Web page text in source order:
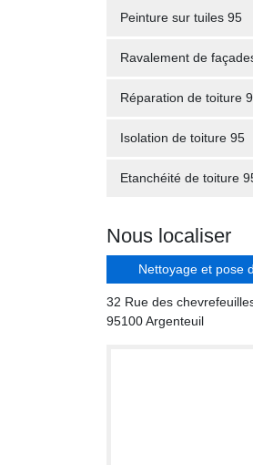
Peinture sur tuiles 95
Ravalement de
Réparation de toiture
Isolation de toiture 95
Etanchéité de toiture
Nous localiser
Nettoyage et pose
32 Rue des
95100 Argenteuil